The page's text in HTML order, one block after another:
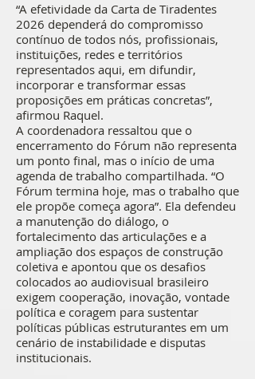
“A efetividade da Carta de Tiradentes
2026 dependerá do compromisso
contínuo de todos nós, profissionais,
instituições, redes e territórios
representados aqui, em difundir,
incorporar e transformar essas
proposições em práticas concretas”,
afirmou Raquel.
A coordenadora ressaltou que o
encerramento do Fórum não representa
um ponto final, mas o início de uma
agenda de trabalho compartilhada. “O
Fórum termina hoje, mas o trabalho que
ele propõe começa agora”. Ela defendeu
a manutenção do diálogo, o
fortalecimento das articulações e a
ampliação dos espaços de construção
coletiva e apontou que os desafios
colocados ao audiovisual brasileiro
exigem cooperação, inovação, vontade
política e coragem para sustentar
políticas públicas estruturantes em um
cenário de instabilidade e disputas
institucionais.